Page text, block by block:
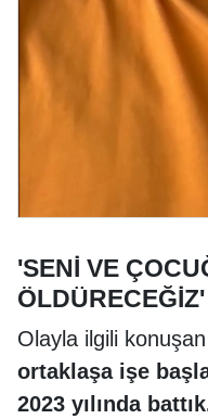
'SENİ VE
ÖLDÜRECEĞİZ'
Olayla ilgili
ortaklaşa işe
2023 yılında